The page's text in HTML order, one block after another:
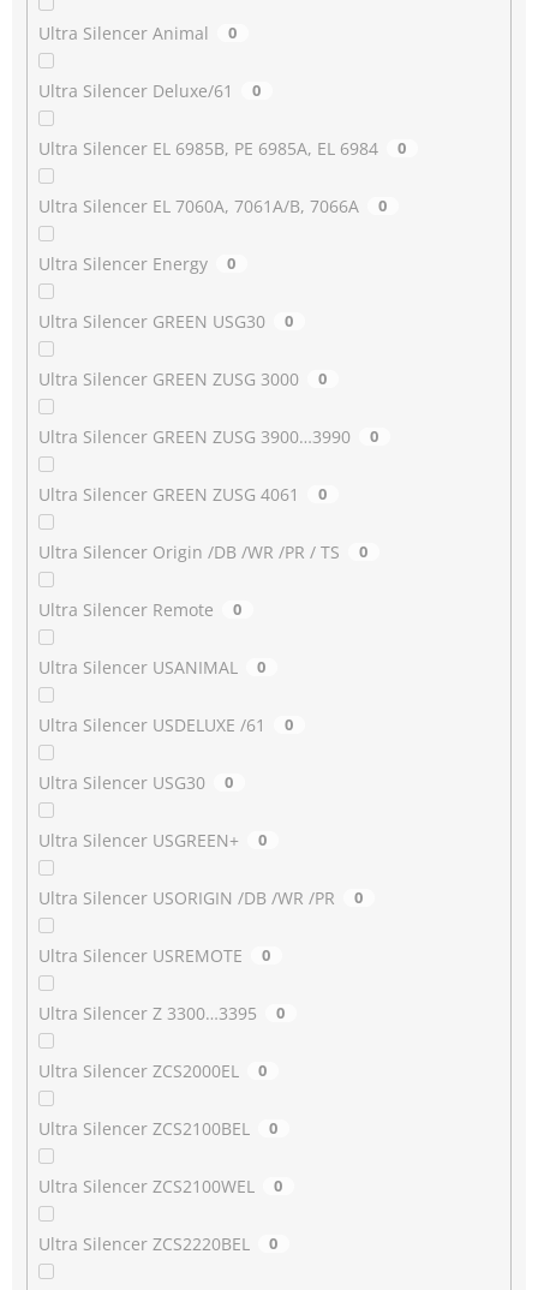
Ultra Silencer Animal 0
Ultra Silencer Deluxe/61 0
Ultra Silencer EL 6985B, PE 6985A, EL 6984 0
Ultra Silencer EL 7060A, 7061A/B, 7066A 0
Ultra Silencer Energy 0
Ultra Silencer GREEN USG30 0
Ultra Silencer GREEN ZUSG 3000 0
Ultra Silencer GREEN ZUSG 3900…3990 0
Ultra Silencer GREEN ZUSG 4061 0
Ultra Silencer Origin /DB /WR /PR / TS 0
Ultra Silencer Remote 0
Ultra Silencer USANIMAL 0
Ultra Silencer USDELUXE /61 0
Ultra Silencer USG30 0
Ultra Silencer USGREEN+ 0
Ultra Silencer USORIGIN /DB /WR /PR 0
Ultra Silencer USREMOTE 0
Ultra Silencer Z 3300…3395 0
Ultra Silencer ZCS2000EL 0
Ultra Silencer ZCS2100BEL 0
Ultra Silencer ZCS2100WEL 0
Ultra Silencer ZCS2220BEL 0